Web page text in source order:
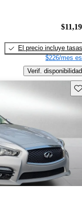
El precio incluye tasas
$226/mes
Verif. disponibilidad